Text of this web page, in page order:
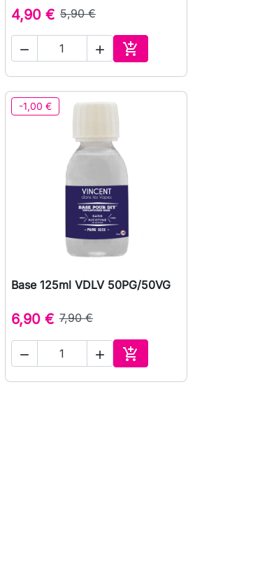
4,90 € 5,90 €
  
Adauga in cos
-1,00 €
 Vizualizare rapida
Base 125ml VDLV 50PG/50VG
6,90 € 7,90 €
  
Adauga in cos